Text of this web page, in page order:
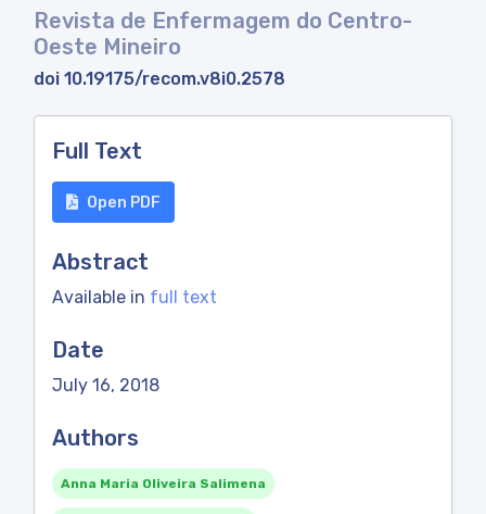
Revista de Enfermagem do Centro-
Oeste Mineiro
doi 10.19175/recom.v8i0.2578
Full Text
Open PDF
Abstract
Available in full text
Date
July 16, 2018
Authors
Anna Maria Oliveira Salimena